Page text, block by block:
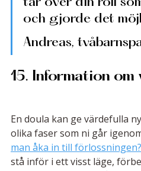
och gjorde det
Andreas,
15. Information
En doula kan ge värdefulla
olika faser som ni går
man åka in till förlossningen?
stå inför i ett visst läge,